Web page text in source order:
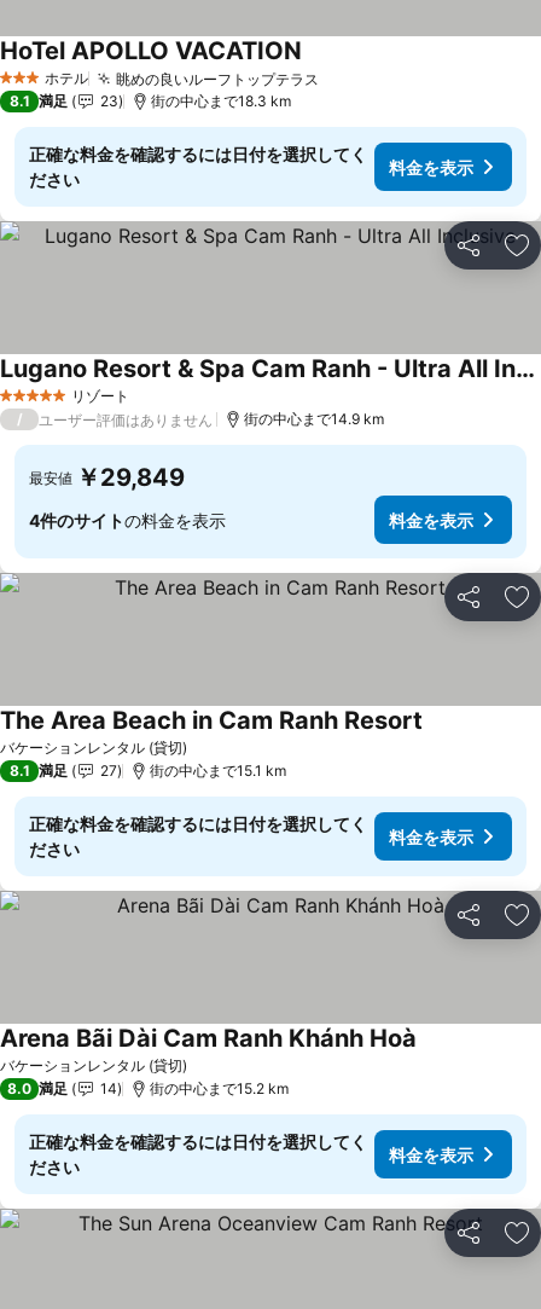
3 ホテルのランク
ホテル 眺めの良いルーフトップテラス
HoTel APOLLO VACATION
8.1 満足 23 街の中心まで18.3 km
正確な料金を確認するには日付を選択してく
ださい
料金を表示
シェア お
5 ホテルのランク
リゾート
Lugano Resort & Spa Cam Ranh - Ultra All Inclusive
料金を表示
/ ユーザー評価はありません 街の中心まで14.9 km
最安値 ￥29,849
4件のサイトの料金を表示 料金を表示
シェア お
バケーションレンタル (貸切)
The Area Beach in Cam Ranh Resort
8.1 満足 27 街の中心まで15.1 km
正確な料金を確認するには日付を選択してく
ださい
料金を表示
シェア お
バケーションレンタル (貸切)
Arena Bãi Dài Cam Ranh Khánh Hoà
8.0 満足 14 街の中心まで15.2 km
正確な料金を確認するには日付を選択してく
ださい
料金を表示
シェア お